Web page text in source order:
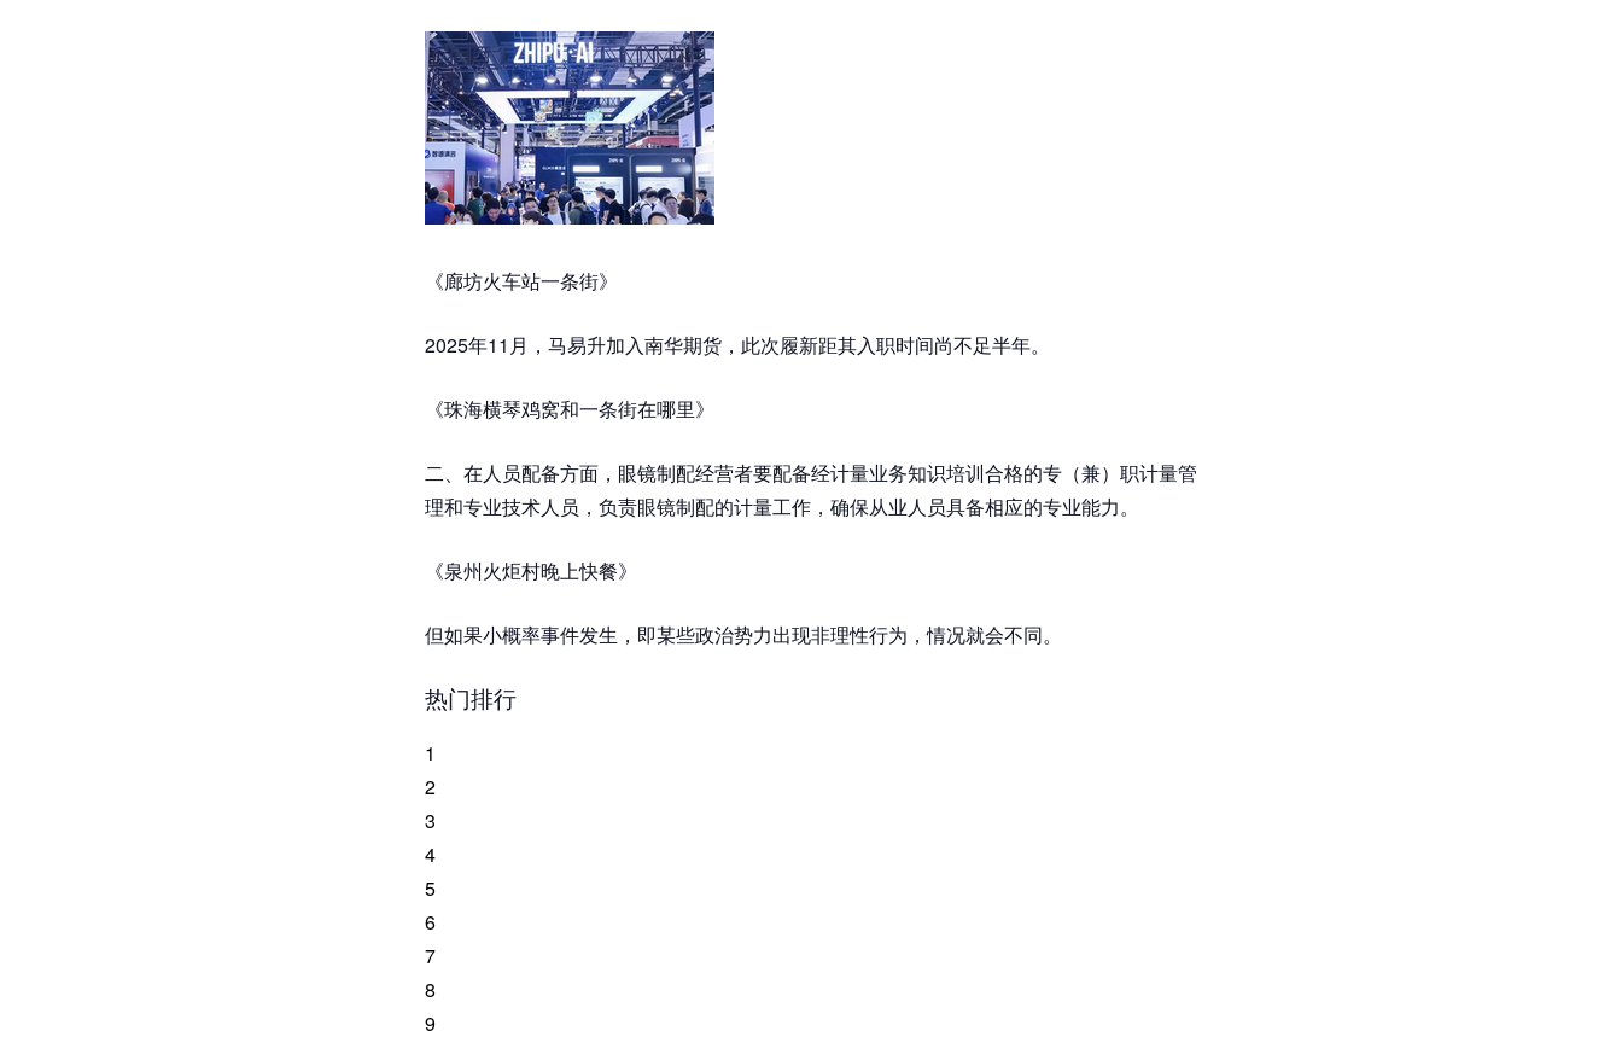
《廊坊火车站一条街》
2025年11月，马易升加入南华期货，此次履新距其入职时间尚不足半年。
《珠海横琴鸡窝和一条街在哪里》
二、在人员配备方面，眼镜制配经营者要配备经计量业务知识培训合格的专（兼）职计量管
理和专业技术人员，负责眼镜制配的计量工作，确保从业人员具备相应的专业能力。
《泉州火炬村晚上快餐》
但如果小概率事件发生，即某些政治势力出现非理性行为，情况就会不同。
热门排行
1
2
3
4
5
6
7
8
9